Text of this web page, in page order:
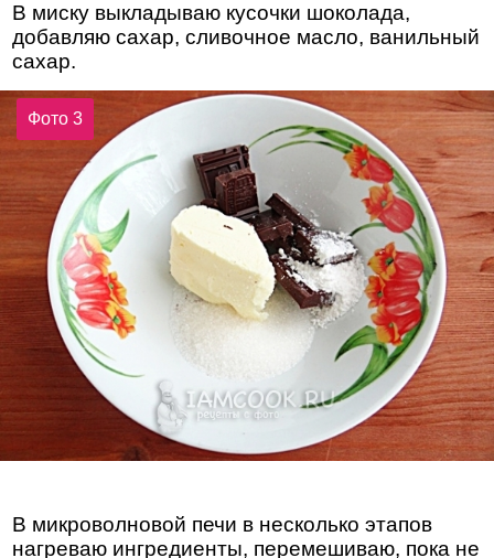
В миску выкладываю кусочки шоколада,
добавляю сахар, сливочное масло, ванильный
сахар.
Фото 3
В микроволновой печи в несколько этапов
нагреваю ингредиенты, перемешиваю, пока не